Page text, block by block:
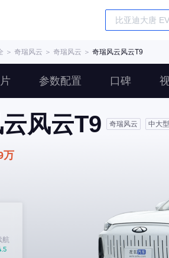
＞ 奇瑞风云 ＞ 奇瑞风云 ＞ 奇瑞风云风云T9
参数配置 口碑
风云T9 奇瑞风云 中大
万